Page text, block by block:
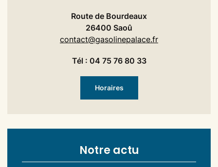
Route de Bourdeaux
26400 Saoû
contact@gasolinepalace.fr
Tél : 04 75 76 80 33
Horaires
Notre actu